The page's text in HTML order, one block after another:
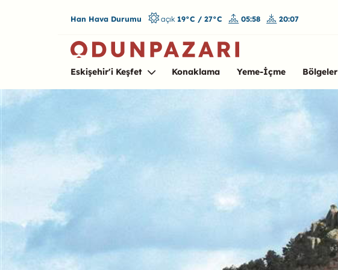
Han Hava Durumu açık 19°C / 27°C 05:58 20:07
Eskişehir'i Keşfet Konaklama Yeme-İçme Bölgeler